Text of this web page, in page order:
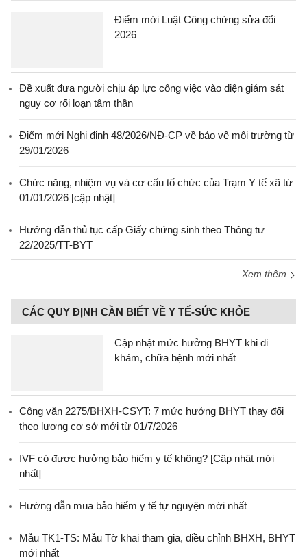
Điểm mới Luật Công chứng sửa đổi
2026
Đề xuất đưa người chịu áp lực công việc vào diện giám sát
nguy cơ rối loạn tâm thần
Điểm mới Nghị định 48/2026/NĐ-CP về bảo vệ môi trường từ
29/01/2026
Chức năng, nhiệm vụ và cơ cấu tổ chức của Trạm Y tế xã từ
01/01/2026 [cập nhật]
Hướng dẫn thủ tục cấp Giấy chứng sinh theo Thông tư
22/2025/TT-BYT
Xem thêm
CÁC QUY ĐỊNH CẦN BIẾT VỀ Y TẾ-SỨC KHỎE
Cập nhật mức hưởng BHYT khi đi
khám, chữa bệnh mới nhất
Công văn 2275/BHXH-CSYT: 7 mức hưởng BHYT thay đổi
theo lương cơ sở mới từ 01/7/2026
IVF có được hưởng bảo hiểm y tế không? [Cập nhật mới
nhất]
Hướng dẫn mua bảo hiểm y tế tự nguyện mới nhất
Mẫu TK1-TS: Mẫu Tờ khai tham gia, điều chỉnh BHXH, BHYT
mới nhất